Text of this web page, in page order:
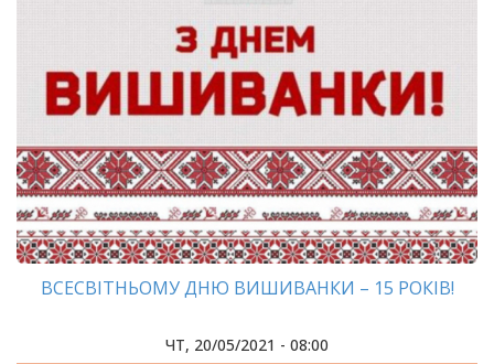
ВСЕСВІТНЬОМУ ДНЮ ВИШИВАНКИ – 15 РОКІВ!
ЧТ, 20/05/2021 - 08:00